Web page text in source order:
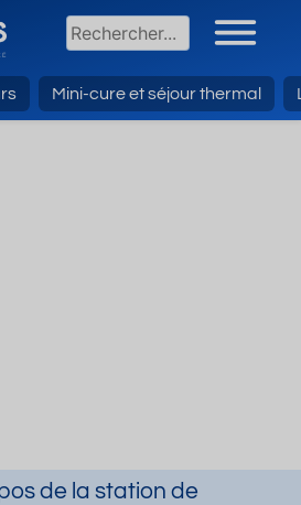
Mini-cure et séjour thermal
de la station de